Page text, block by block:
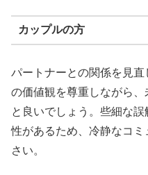
カップルの方
パートナーとの関係を見
の価値観を尊重しながら
と良いでしょう。些細な
性があるため、冷静なコ
さい。